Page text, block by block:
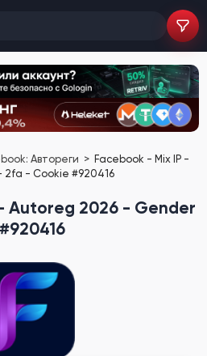
Автореги
Facebook - Mix IP -
- Cookie #920416
Autoreg 2026 - Gender